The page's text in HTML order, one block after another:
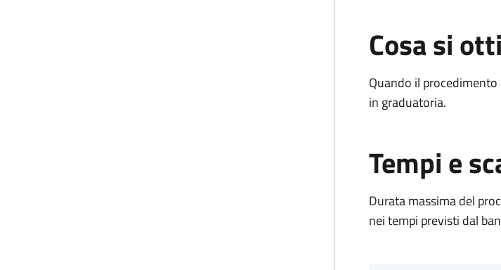
Cosa si
Quando il
in graduatoria.
Tempi e
Durata massima del
nei tempi previsti dal